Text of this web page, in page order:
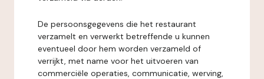
De persoonsgegevens die het restaurant
verzamelt en verwerkt betreffende u kunnen
eventueel door hem worden verzameld of
verrijkt, met name voor het uitvoeren van
commerciële operaties, communicatie, werving,